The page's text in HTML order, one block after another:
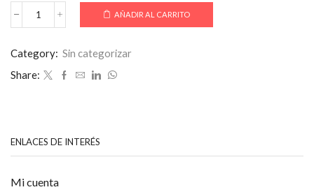
FALAFEL
cantidad
AÑADIR AL CARRITO
Category: Sin categorizar
Share:
ENLACES DE INTERÉS
Mi cuenta